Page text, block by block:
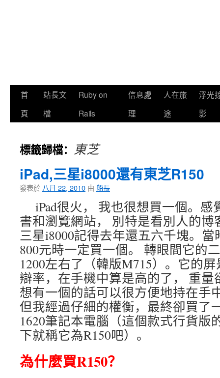
首
頁
站長文
檔
Ruby on
Rails
信息處
理
人在旅
途
浮光
影
標籤歸檔： 東芝
iPad,三星i8000還有東芝R150
發表於 八月 22, 2010 由 船長
iPad很火， 我也很想買一個。
書和瀏覽網站， 別特是看別人的博
三星i8000記得去年還五六千塊。
800元時一定買一個。 轉眼間它的
1200左右了（韓版M715）。它的屏
辯率，在手機中算是高的了， 重量
想有一個的話可以很方便地持在手
但我經過仔細的權衡，最終卻買了
1620筆記本電腦（這個款式行貨版
下就稱它為R150吧）。
為什麼買R150？